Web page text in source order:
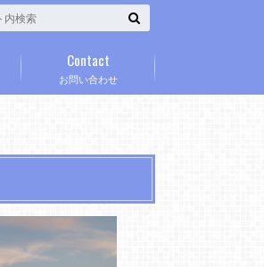
お問い合わせ
Contact